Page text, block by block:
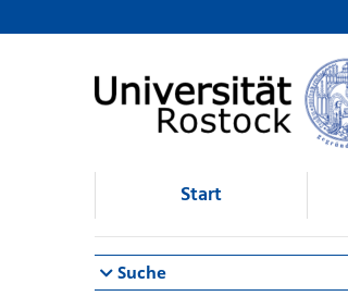
Browsen
direkt zum Inhalt
Start
Suche